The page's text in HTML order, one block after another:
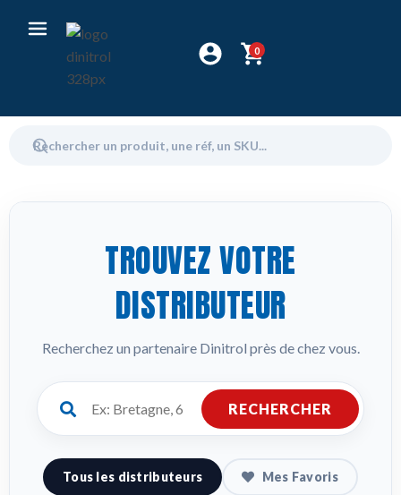
0
TROUVEZ VOTRE
DISTRIBUTEUR
Recherchez un partenaire Dinitrol près de chez vous.
RECHERCHER
Tous les distributeurs Mes Favoris